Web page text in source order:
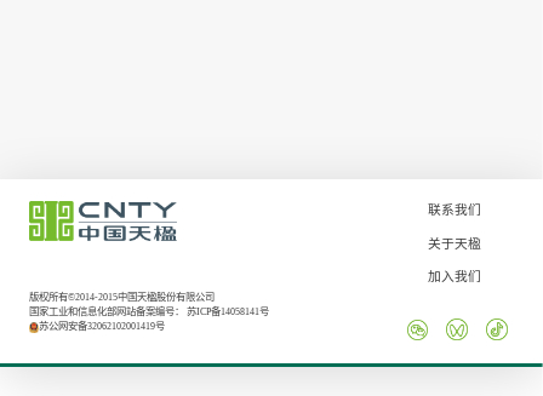
版权所有©2014-2015中国天楹股份有限公司
国家工业和信息化部网站备案编号： 苏ICP备14058141号
苏公网安备32062102001419号
联系我们
关于天楹
加入我们